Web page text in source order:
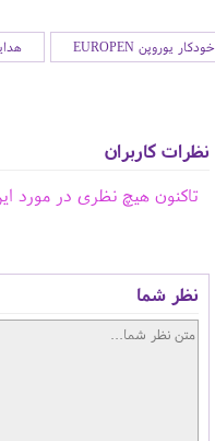
خودکار یوروپن EUROPEN
نظرات کاربران
تاکنون هیچ نظری در مورد
نظر شما